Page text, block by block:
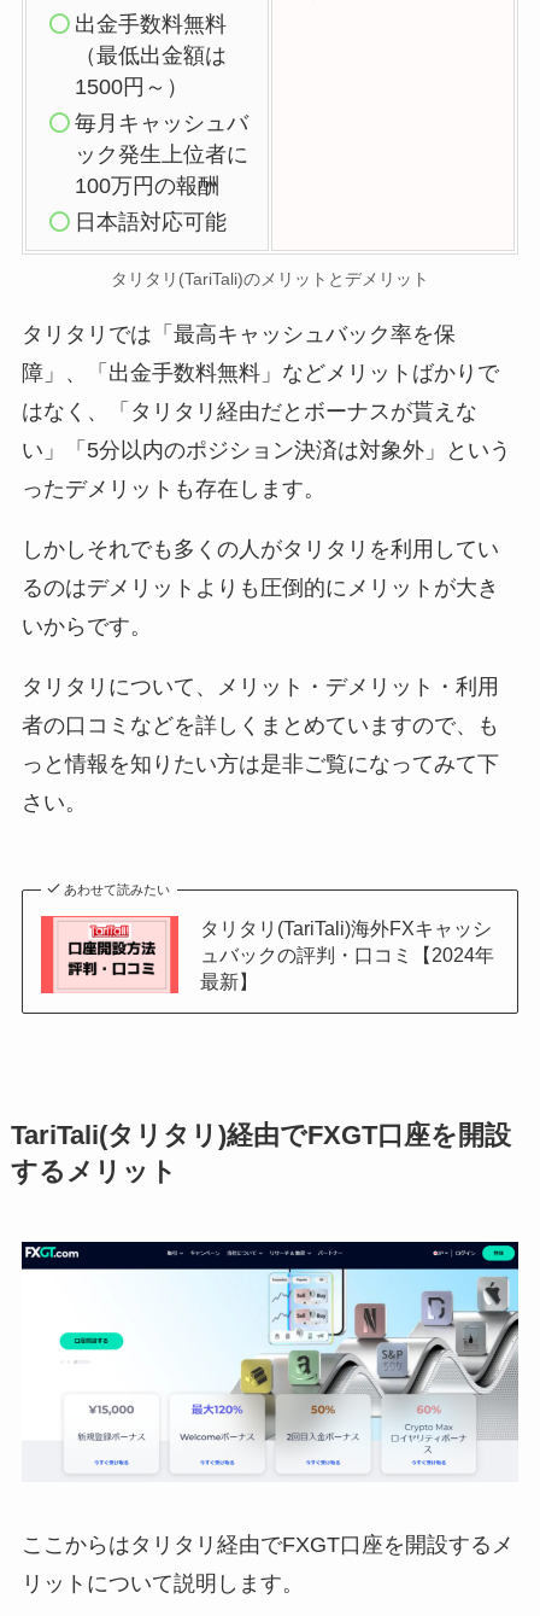
出金手数料無料
（最低出金額は
1500円～）
毎月キャッシュバ
ック発生上位者に
100万円の報酬
日本語対応可能
タリタリ(TariTali)のメリットとデメリット
タリタリでは「最高キャッシュバック率を保
障」、「出金手数料無料」などメリットばかりで
はなく、「タリタリ経由だとボーナスが貰えな
い」「5分以内のポジション決済は対象外」という
ったデメリットも存在します。
しかしそれでも多くの人がタリタリを利用してい
るのはデメリットよりも圧倒的にメリットが大き
いからです。
タリタリについて、メリット・デメリット・利用
者の口コミなどを詳しくまとめていますので、も
っと情報を知りたい方は是非ご覧になってみて下
さい。
あわせて読みたい
タリタリ(TariTali)海外FXキャッシ
ュバックの評判・口コミ【2024年
最新】
TariTali(タリタリ)経由でFXGT口座を開設
するメリット
ここからはタリタリ経由でFXGT口座を開設するメ
リットについて説明します。